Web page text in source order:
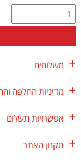
משלוחים
מדיניות החלפה
אפשרויות תשלום
תקנון האתר